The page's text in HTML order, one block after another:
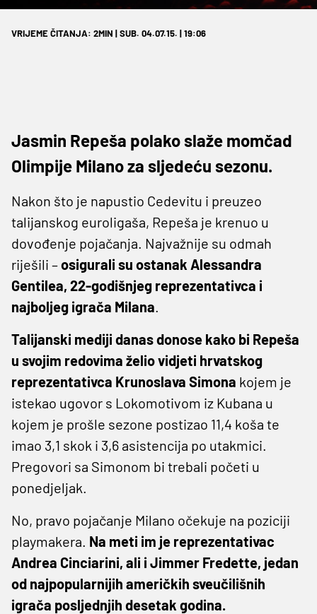
VRIJEME ČITANJA: 2MIN | SUB. 04.07.15. | 19:06
Jasmin Repeša polako slaže momčad
Olimpije Milano za sljedeću sezonu.
Nakon što je napustio Cedevitu i preuzeo
talijanskog euroligaša, Repeša je krenuo u
dovođenje pojačanja. Najvažnije su odmah
riješili –osigurali su ostanak Alessandra
Gentilea, 22-godišnjeg reprezentativca i
najboljeg igrača Milana.
Talijanski mediji danas donose kako bi Repeša
u svojim redovima želio vidjeti hrvatskog
reprezentativca Krunoslava Simona kojem je
istekao ugovor s Lokomotivom iz Kubana u
kojem je prošle sezone postizao 11,4 koša te
imao 3,1 skok i 3,6 asistencija po utakmici.
Pregovori sa Simonom bi trebali početi u
ponedjeljak.
No, pravo pojačanje Milano očekuje na poziciji
playmakera. Na meti im je reprezentativac
Andrea Cinciarini, ali i Jimmer Fredette, jedan
od najpopularnijih američkih sveučilišnih
igrača posljednjih desetak godina.